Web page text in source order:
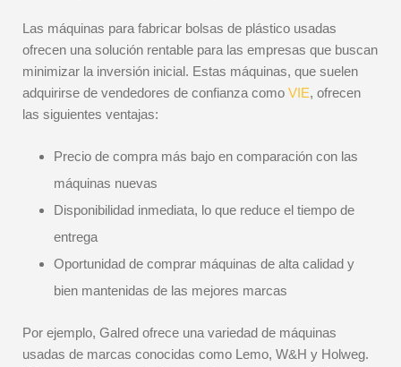
Las máquinas para fabricar bolsas de plástico usadas
ofrecen una solución rentable para las empresas que buscan
minimizar la inversión inicial. Estas máquinas, que suelen
adquirirse de vendedores de confianza como VIE, ofrecen
las siguientes ventajas:
Precio de compra más bajo en comparación con las
máquinas nuevas
Disponibilidad inmediata, lo que reduce el tiempo de
entrega
Oportunidad de comprar máquinas de alta calidad y
bien mantenidas de las mejores marcas
Por ejemplo, Galred ofrece una variedad de máquinas
usadas de marcas conocidas como Lemo, W&H y Holweg.